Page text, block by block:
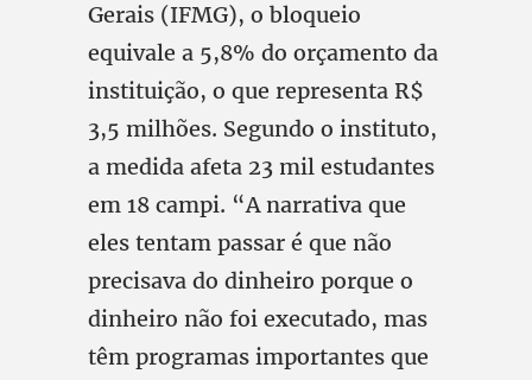
Gerais (IFMG), o bloqueio
equivale a 5,8% do orçamento da
instituição, o que representa R$
3,5 milhões. Segundo o instituto,
a medida afeta 23 mil estudantes
em 18 campi. “A narrativa que
eles tentam passar é que não
precisava do dinheiro porque o
dinheiro não foi executado, mas
têm programas importantes que